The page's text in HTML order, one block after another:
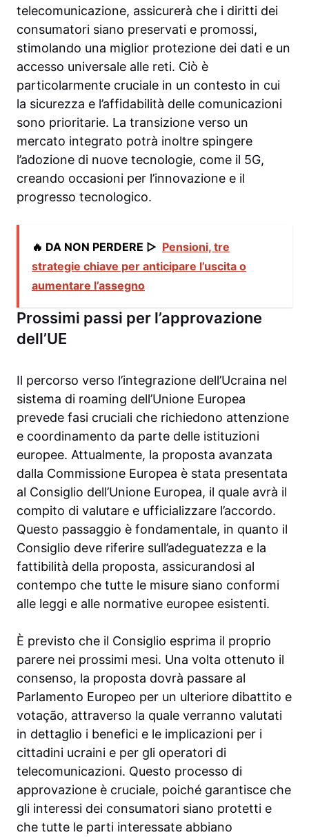
telecomunicazione, assicurerà che i diritti dei
consumatori siano preservati e promossi,
stimolando una miglior protezione dei dati e un
accesso universale alle reti. Ciò è
particolarmente cruciale in un contesto in cui
la sicurezza e l’affidabilità delle comunicazioni
sono prioritarie. La transizione verso un
mercato integrato potrà inoltre spingere
l’adozione di nuove tecnologie, come il 5G,
creando occasioni per l’innovazione e il
progresso tecnologico.
🔥 DA NON PERDERE ▷ Pensioni, tre
strategie chiave per anticipare l’uscita o
aumentare l’assegno
Prossimi passi per l’approvazione
dell’UE
Il percorso verso l’integrazione dell’Ucraina nel
sistema di roaming dell’Unione Europea
prevede fasi cruciali che richiedono attenzione
e coordinamento da parte delle istituzioni
europee. Attualmente, la proposta avanzata
dalla Commissione Europea è stata presentata
al Consiglio dell’Unione Europea, il quale avrà il
compito di valutare e ufficializzare l’accordo.
Questo passaggio è fondamentale, in quanto il
Consiglio deve riferire sull’adeguatezza e la
fattibilità della proposta, assicurandosi al
contempo che tutte le misure siano conformi
alle leggi e alle normative europee esistenti.
È previsto che il Consiglio esprima il proprio
parere nei prossimi mesi. Una volta ottenuto il
consenso, la proposta dovrà passare al
Parlamento Europeo per un ulteriore dibattito e
votação, attraverso la quale verranno valutati
in dettaglio i benefici e le implicazioni per i
cittadini ucraini e per gli operatori di
telecomunicazioni. Questo processo di
approvazione è cruciale, poiché garantisce che
gli interessi dei consumatori siano protetti e
che tutte le parti interessate abbiano